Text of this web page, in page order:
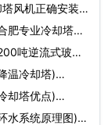
风机正确安装
肥专业冷却塔生
吨逆流式玻璃
温冷却塔)…
却塔优点)…
水系统原理图)…